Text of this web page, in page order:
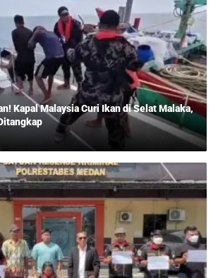
Kapal Malaysia Curi Ikan di Selat Malaka,